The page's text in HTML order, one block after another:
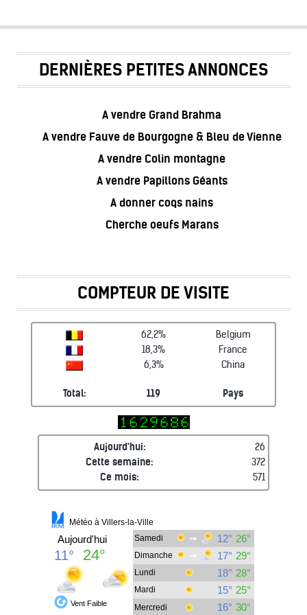
DERNIÈRES PETITES ANNONCES
A vendre Grand Brahma
A vendre Fauve de Bourgogne & Bleu de Vienne
A vendre Colin montagne
A vendre Papillons Géants
A donner coqs nains
Cherche oeufs Marans
COMPTEUR DE VISITE
62,2%
Belgium
18,3%
France
6,3%
China
Total: 119 Pays
Aujourd'hui:
26
Cette semaine:
372
Ce mois:
571